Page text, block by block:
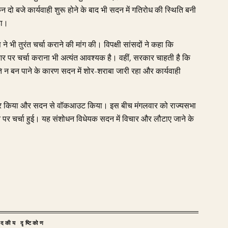
बजे कार्यवाही शुरू होने के बाद भी सदन में गतिरोध की स्थिति बनी
भी तुरंत चर्चा कराने की मांग की। विपक्षी सांसदों ने कहा कि
चर्चा कराना भी अत्यंत आवश्यक है। वहीं, सरकार चाहती है कि
न बन पाने के कारण सदन में शोर-शराबा जारी रहा और कार्यवाही
किया और सदन से वॉकआउट किया। इस बीच मंगलवार को राज्यसभा
चर्चा हुई। यह संशोधन विधेयक सदन में विचार और लौटाए जाने के
दृष्टिकोण